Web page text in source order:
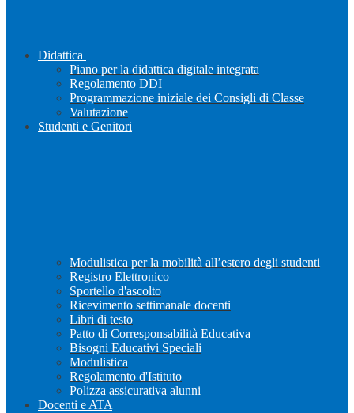
Didattica
Piano per la didattica digitale integrata
Regolamento DDI
Programmazione iniziale dei Consigli di Classe
Valutazione
Studenti e Genitori
Modulistica per la mobilità all’estero degli studenti
Registro Elettronico
Sportello d'ascolto
Ricevimento settimanale docenti
Libri di testo
Patto di Corresponsabilità Educativa
Bisogni Educativi Speciali
Modulistica
Regolamento d'Istituto
Polizza assicurativa alunni
Docenti e ATA